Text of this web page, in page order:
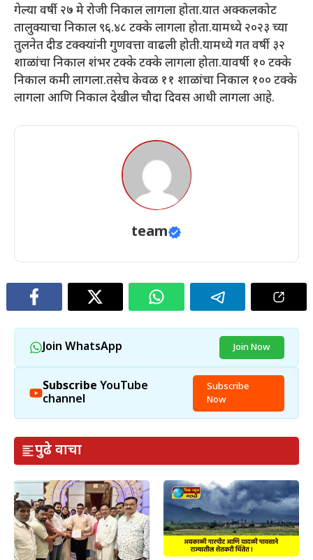
गेल्या वर्षी २७ मे रोजी निकाल लागला होता.यात अक्कलकोट
तालुक्याचा निकाल ९६.४८ टक्के लागला होता.यामध्ये २०२३ च्या
तुलनेत दीड टक्क्यांनी गुणवत्ता वाढली होती.यामध्ये गत वर्षी ३२
शाळांचा निकाल शंभर टक्के टक्के लागला होता.यावर्षी १० टक्के
निकाल कमी लागला.तसेच केवळ ११ शाळांचा निकाल १०० टक्के
लागला आणि निकाल देखील चौदा दिवस आधी लागला आहे.
team
Join WhatsApp Join Now
Subscribe YouTube
channel
Subscribe
Now
पुढे वाचा